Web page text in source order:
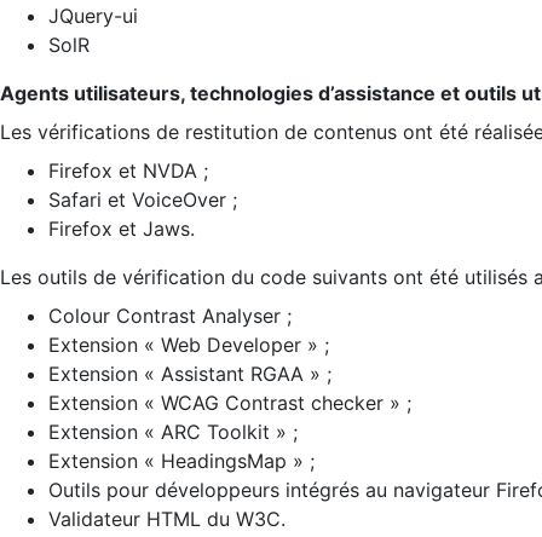
JQuery-ui
SolR
Agents utilisateurs, technologies d’assistance et outils
Les vérifications de restitution de contenus ont été
Firefox et NVDA ;
Safari et VoiceOver ;
Firefox et Jaws.
Les outils de vérification du code suivants ont été utilisés
Colour Contrast Analyser ;
Extension « Web Developer » ;
Extension « Assistant RGAA » ;
Extension « WCAG Contrast checker » ;
Extension « ARC Toolkit » ;
Extension « HeadingsMap » ;
Outils pour développeurs intégrés au navigateur
Validateur HTML du W3C.